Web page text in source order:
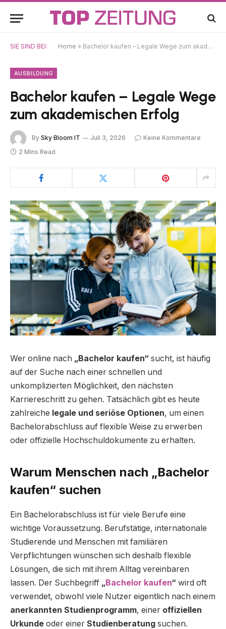
SIE SIND BEI: Home » Bachelor kaufen – Legale Wege zum akademischen Erfolg
AUSBILDUNG
Bachelor kaufen – Legale Wege
zum akademischen Erfolg
By Sky Bloom IT Juli 3, 2026
Keine Kommentare
2 Mins Read
Wer online nach „Bachelor kaufen“ sucht, ist häufig
auf der Suche nach einer schnellen und
unkomplizierten Möglichkeit, den nächsten
Karriereschritt zu gehen. Tatsächlich gibt es heute
zahlreiche legale und seriöse Optionen, um einen
Bachelorabschluss auf flexible Weise zu erwerben
oder offizielle Hochschuldokumente zu erhalten.
Warum Menschen nach „Bachelor
kaufen“ suchen
Ein Bachelorabschluss ist für viele Berufe eine
wichtige Voraussetzung. Berufstätige, internationale
Studierende und Menschen mit familiären
Verpflichtungen wünschen sich deshalb flexible
Lösungen, die sich mit ihrem Alltag vereinbaren
lassen. Der Suchbegriff „Bachelor kaufen“ wird oft
verwendet, obwohl viele Nutzer eigentlich nach einem
anerkannten Studienprogramm, einer offiziellen
Urkunde oder einer Studienberatung suchen.